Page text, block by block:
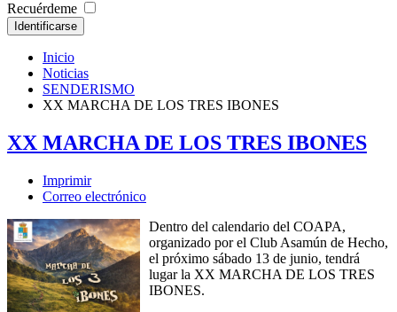
Recuérdeme
Identificarse
Inicio
Noticias
SENDERISMO
XX MARCHA DE LOS TRES IBONES
XX MARCHA DE LOS TRES IBONES
Imprimir
Correo electrónico
Dentro del calendario del COAPA,
organizado por el Club Asamún de Hecho,
el próximo sábado 13 de junio, tendrá
lugar la XX MARCHA DE LOS TRES
IBONES.